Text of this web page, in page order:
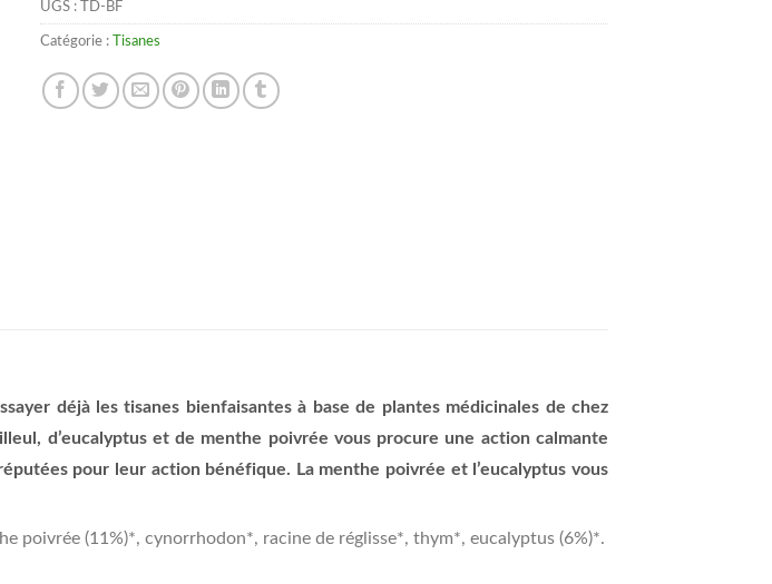
UGS : TD-BF
Catégorie : Tisanes
déjà les tisanes bienfaisantes à base de plantes médicinales de chez
d’eucalyptus et de menthe poivrée vous procure une action calmante
pour leur action bénéfique. La menthe poivrée et l’eucalyptus vous
poivrée (11%)*, cynorrhodon*, racine de réglisse*, thym*, eucalyptus (6%)*.